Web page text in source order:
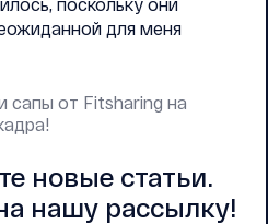
для меня
сапы от Fitsharing на
новые статьи.
нашу рассылку!